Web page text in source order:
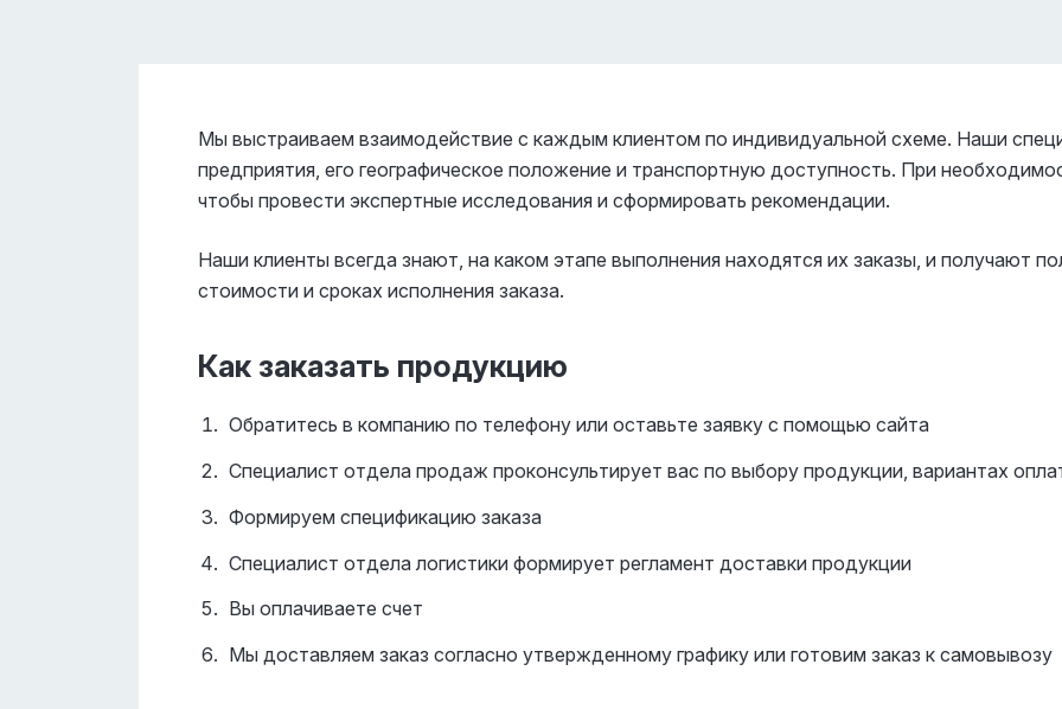
Мы выстраиваем взаимодействие с каждым клиентом по индивидуальной схеме. Наши
предприятия, его географическое положение и транспортную доступность. При
чтобы провести экспертные исследования и сформировать рекомендации.
Наши клиенты всегда знают, на каком этапе выполнения находятся их заказы, и получают
стоимости и сроках исполнения заказа.
Как заказать продукцию
Обратитесь в компанию по телефону или оставьте заявку с помощью сайта
Специалист отдела продаж проконсультирует вас по выбору продукции, вариантах
Формируем спецификацию заказа
Специалист отдела логистики формирует регламент доставки продукции
Вы оплачиваете счет
Мы доставляем заказ согласно утвержденному графику или готовим заказ к самовывозу